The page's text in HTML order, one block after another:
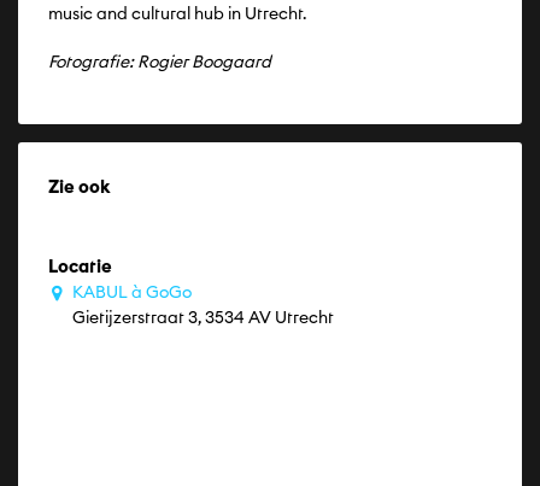
music and cultural hub in Utrecht.
Fotografie: Rogier Boogaard
Zie ook
Locatie
KABUL à GoGo
Gietijzerstraat 3, 3534 AV Utrecht